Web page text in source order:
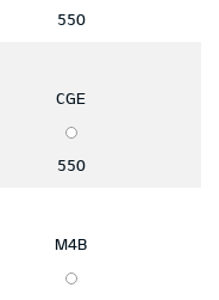
550
CGE
550
M4B